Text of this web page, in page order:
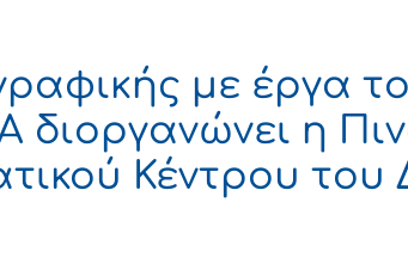
με έργα
η
Κέντρου του